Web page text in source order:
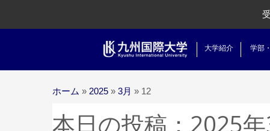
大学紹介 学部
ホーム » 2025 » 3月 » 12
本日の投稿： 2025